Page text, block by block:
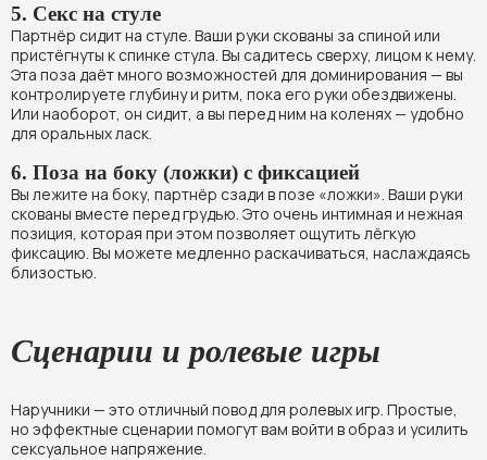
5. Секс на стуле
Партнёр сидит на стуле. Ваши руки скованы за спиной или
пристёгнуты к спинке стула. Вы садитесь сверху, лицом к нему.
Эта поза даёт много возможностей для доминирования — вы
контролируете глубину и ритм, пока его руки обездвижены.
Или наоборот, он сидит, а вы перед ним на коленях — удобно
для оральных ласк.
6. Поза на боку (ложки) с фиксацией
Вы лежите на боку, партнёр сзади в позе «ложки». Ваши руки
скованы вместе перед грудью. Это очень интимная и нежная
позиция, которая при этом позволяет ощутить лёгкую
фиксацию. Вы можете медленно раскачиваться, наслаждаясь
близостью.
Сценарии и ролевые игры
Наручники — это отличный повод для ролевых игр. Простые,
но эффектные сценарии помогут вам войти в образ и усилить
сексуальное напряжение.